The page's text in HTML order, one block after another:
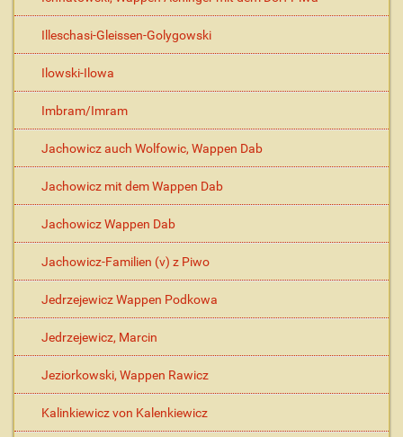
Illeschasi-Gleissen-Golygowski
Ilowski-Ilowa
Imbram/Imram
Jachowicz auch Wolfowic, Wappen Dab
Jachowicz mit dem Wappen Dab
Jachowicz Wappen Dab
Jachowicz-Familien (v) z Piwo
Jedrzejewicz Wappen Podkowa
Jedrzejewicz, Marcin
Jeziorkowski, Wappen Rawicz
Kalinkiewicz von Kalenkiewicz